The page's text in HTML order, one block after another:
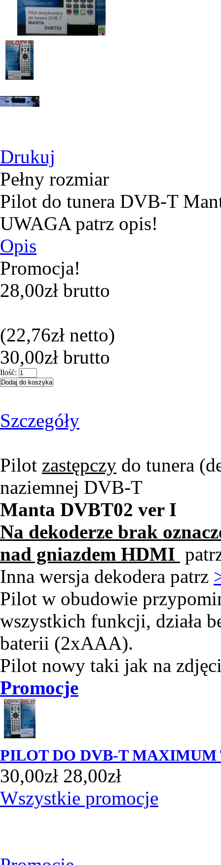
Drukuj
Pełny rozmiar
Pilot do tunera DVB-T
UWAGA patrz opis!
Opis
Promocja!
28,00zł brutto
(22,76zł netto)
30,00zł brutto
Ilość:
Szczegóły
Pilot zastępczy do tunera
naziemnej DVB-T
Manta DVBT02 ver I
Na dekoderze brak
nad gniazdem HDMI
Inna wersja dekodera patrz
Pilot w obudowie
wszystkich funkcji, działa
baterii (2xAAA).
Pilot nowy taki jak na
Promocje
PILOT DO DVB-T MAXIMUM
30,00zł 28,00zł
Wszystkie promocje